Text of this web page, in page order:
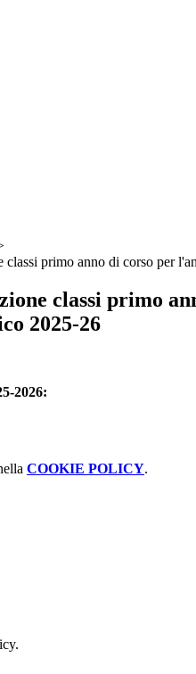
classi primo anno di corso per
classi primo
2025-26
2026:
COOKIE POLICY.